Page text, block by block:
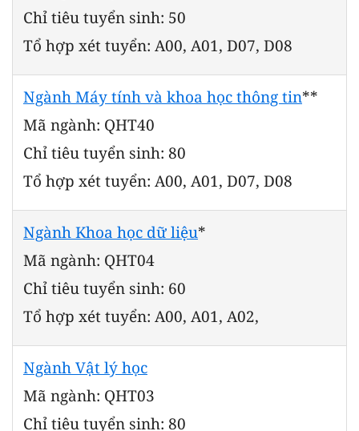
Chỉ tiêu tuyển sinh: 50
Tổ hợp xét tuyển: A00, A01, D07, D08
Ngành Máy tính và khoa học thông tin**
Mã ngành: QHT40
Chỉ tiêu tuyển sinh: 80
Tổ hợp xét tuyển: A00, A01, D07, D08
Ngành Khoa học dữ liệu*
Mã ngành: QHT04
Chỉ tiêu tuyển sinh: 60
Tổ hợp xét tuyển: A00, A01, A02,
Ngành Vật lý học
Mã ngành: QHT03
Chỉ tiêu tuyển sinh: 80